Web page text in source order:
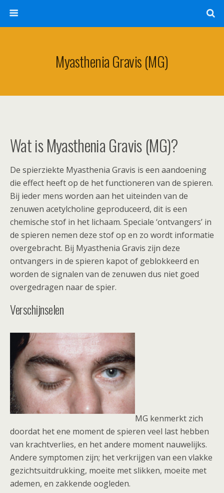
Myasthenia Gravis (MG)
Wat is Myasthenia Gravis (MG)?
De spierziekte Myasthenia Gravis is een aandoening
die effect heeft op de het functioneren van de spieren.
Bij ieder mens worden aan het uiteinden van de
zenuwen acetylcholine geproduceerd, dit is een
chemische stof in het lichaam. Speciale ‘ontvangers’ in
de spieren nemen deze stof op en zo wordt informatie
overgebracht. Bij Myasthenia Gravis zijn deze
ontvangers in de spieren kapot of geblokkeerd en
worden de signalen van de zenuwen dus niet goed
overgedragen naar de spier.
Verschijnselen
MG kenmerkt zich
doordat het ene moment de spieren veel last hebben
van krachtverlies, en het andere moment nauwelijks.
Andere symptomen zijn; het verkrijgen van een vlakke
gezichtsuitdrukking, moeite met slikken, moeite met
ademen, en zakkende oogleden.